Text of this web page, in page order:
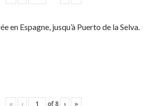
en Espagne, jusqu’à Puerto de la Selva.
« ‹ of8 › »